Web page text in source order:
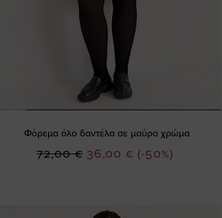
Φόρεμα όλο δαντέλα σε μαύρο χρώμα
(-50%)
Ειδική
36,00 €
72,00 €